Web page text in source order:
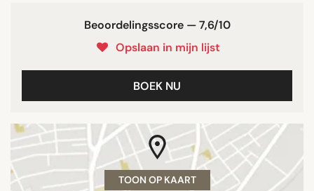
Beoordelingsscore — 7,6/10
Opslaan in mijn lijst
BOEK NU
TOON OP KAART